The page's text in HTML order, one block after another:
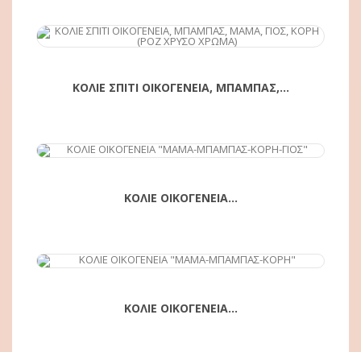
ΑΓΟΡΆ
ΚΟΛΙΕ ΣΠΙΤΙ ΟΙΚΟΓΕΝΕΙΑ, ΜΠΑΜΠΑΣ,...
ΑΓΟΡΆ
ΚΟΛΙΕ ΟΙΚΟΓΕΝΕΙΑ...
ΑΓΟΡΆ
ΚΟΛΙΕ ΟΙΚΟΓΕΝΕΙΑ...